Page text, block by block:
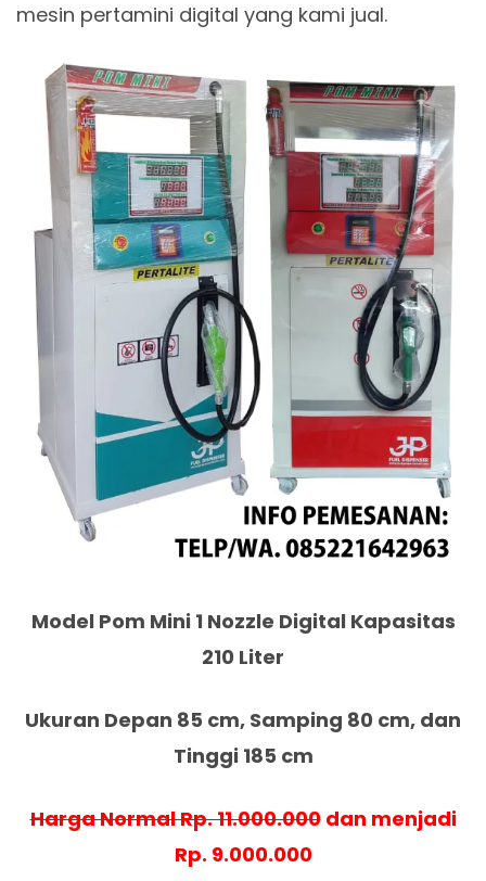
mesin pertamini digital yang kami jual.
Model Pom Mini 1 Nozzle Digital Kapasitas
210 Liter
Ukuran Depan 85 cm, Samping 80 cm, dan
Tinggi 185 cm
Harga Normal Rp. 11.000.000dan menjadi
Rp. 9.000.000